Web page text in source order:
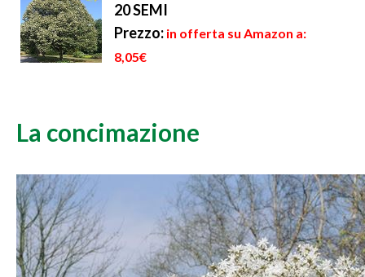
20 SEMI
Prezzo: in offerta su Amazon a:
8,05€
La concimazione